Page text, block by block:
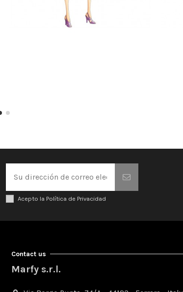
Acepto la Política de Privacidad
Contact us
Marfy s.r.l.